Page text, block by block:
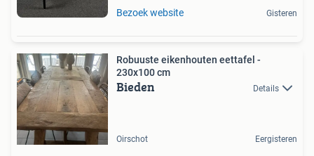
Bezoek website Gisteren
Robuuste eikenhouten eettafel -
230x100 cm
Bieden Details
Oirschot Eergisteren